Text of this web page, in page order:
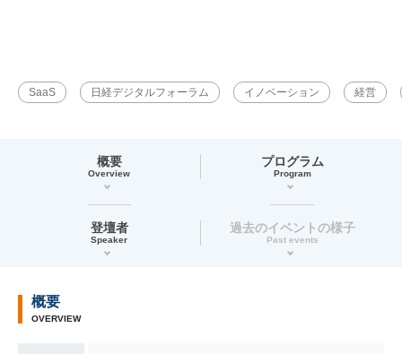
SaaS 日経デジタルフォーラム イノベーション 経営
概要
Overview
プログラム
Program
登壇者
Speaker
過去のイベントの様子
Past events
概要
OVERVIEW